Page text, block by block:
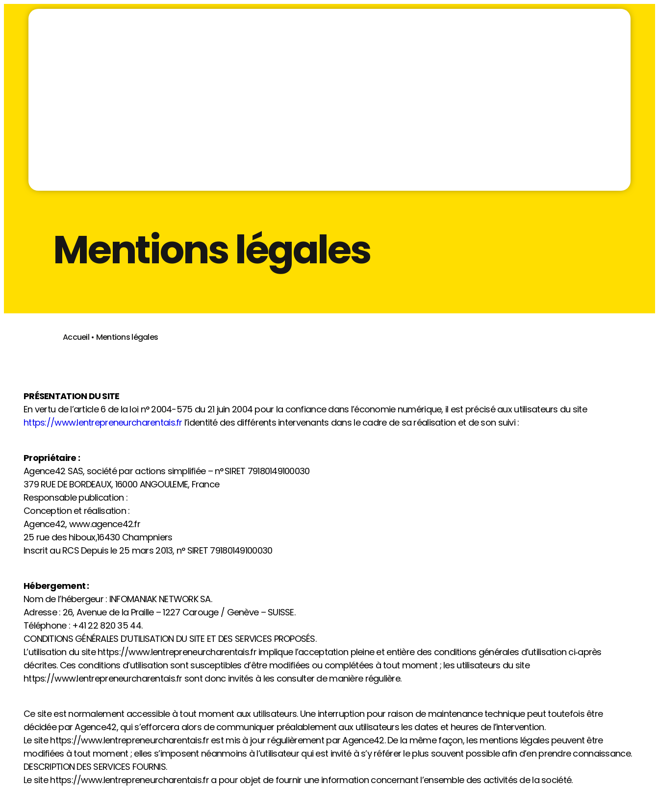
Mentions légales
Accueil• Mentions légales
PRÉSENTATION DU SITE
En vertu de l’article 6 de la loi n° 2004-575 du 21 juin 2004 pour la confiance dans l’économie numérique, il est précisé aux utilisateurs du site
https://www.lentrepreneurcharentais.fr l’identité des différents intervenants dans le cadre de sa réalisation et de son suivi :
Propriétaire :
Agence42 SAS, société par actions simplifiée – n° SIRET 79180149100030
379 RUE DE BORDEAUX, 16000 ANGOULEME, France
Responsable publication :
Conception et réalisation :
Agence42, www.agence42.fr
25 rue des hiboux,16430 Champniers
Inscrit au RCS Depuis le 25 mars 2013, n° SIRET 79180149100030
Hébergement :
Nom de l’hébergeur : INFOMANIAK NETWORK SA.
Adresse : 26, Avenue de la Praille – 1227 Carouge / Genève – SUISSE.
Téléphone : +41 22 820 35 44.
CONDITIONS GÉNÉRALES D’UTILISATION DU SITE ET DES SERVICES PROPOSÉS.
L’utilisation du site https://www.lentrepreneurcharentais.fr implique l’acceptation pleine et entière des conditions générales d’utilisation ci‑après
décrites. Ces conditions d’utilisation sont susceptibles d’être modifiées ou complétées à tout moment ; les utilisateurs du site
https://www.lentrepreneurcharentais.fr sont donc invités à les consulter de manière régulière.
Ce site est normalement accessible à tout moment aux utilisateurs. Une interruption pour raison de maintenance technique peut toutefois être
décidée par Agence42, qui s’efforcera alors de communiquer préalablement aux utilisateurs les dates et heures de l’intervention.
Le site https://www.lentrepreneurcharentais.fr est mis à jour régulièrement par Agence42. De la même façon, les mentions légales peuvent être
modifiées à tout moment ; elles s’imposent néanmoins à l’utilisateur qui est invité à s’y référer le plus souvent possible afin d’en prendre connaissance.
DESCRIPTION DES SERVICES FOURNIS.
Le site https://www.lentrepreneurcharentais.fr a pour objet de fournir une information concernant l’ensemble des activités de la société.